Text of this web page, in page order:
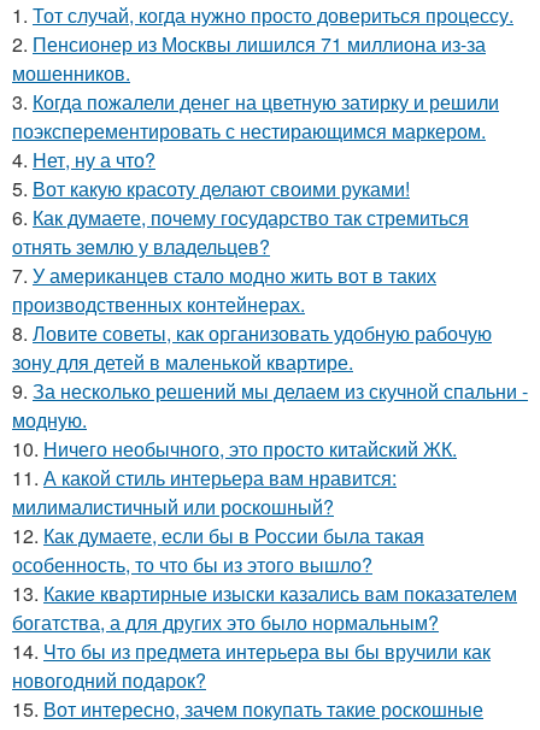
1. Тот случай, когда нужно просто довериться процессу.
2. Пенсионер из Москвы лишился 71 миллиона из-за
мошенников.
3. Когда пожалели денег на цветную затирку и решили
поэксперементировать с нестирающимся маркером.
4. Нет, ну а что?
5. Вот какую красоту делают своими руками!
6. Как думаете, почему государство так стремиться
отнять землю у владельцев?
7. У американцев стало модно жить вот в таких
производственных контейнерах.
8. Ловите советы, как организовать удобную рабочую
зону для детей в маленькой квартире.
9. За несколько решений мы делаем из скучной спальни -
модную.
10. Ничего необычного, это просто китайский ЖК.
11. А какой стиль интерьера вам нравится:
милималистичный или роскошный?
12. Как думаете, если бы в России была такая
особенность, то что бы из этого вышло?
13. Какие квартирные изыски казались вам показателем
богатства, а для других это было нормальным?
14. Что бы из предмета интерьера вы бы вручили как
новогодний подарок?
15. Вот интересно, зачем покупать такие роскошные